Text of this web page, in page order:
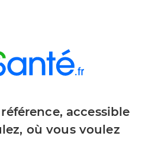
accessible
où vous voulez